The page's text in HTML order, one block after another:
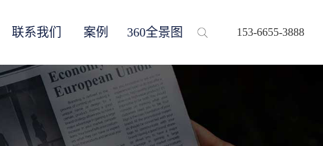
联系我们 案例 360全景图 153-6655-3888